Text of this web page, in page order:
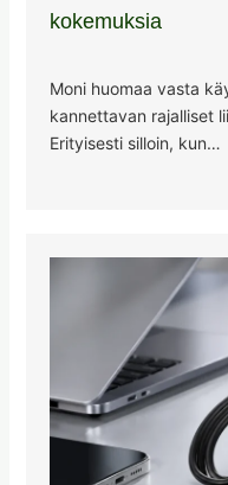
kokemuksia
Moni huomaa vasta
kannettavan rajalliset
Erityisesti silloin, kun…